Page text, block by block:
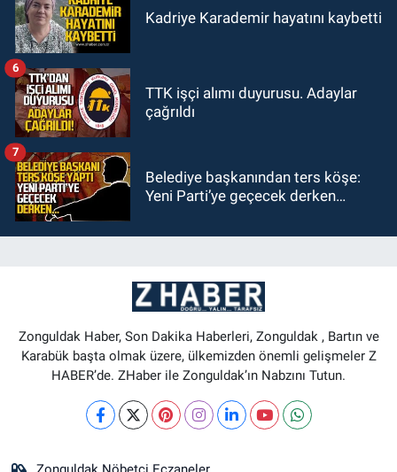
Kadriye Karademir hayatını kaybetti
TTK işçi alımı duyurusu. Adaylar
çağrıldı
6
Belediye başkanından ters köşe:
Yeni Parti’ye geçecek derken…
7
Zonguldak Haber, Son Dakika Haberleri, Zonguldak , Bartın ve
Karabük başta olmak üzere, ülkemizden önemli gelişmeler Z
HABER’de. ZHaber ile Zonguldak’ın Nabzını Tutun.